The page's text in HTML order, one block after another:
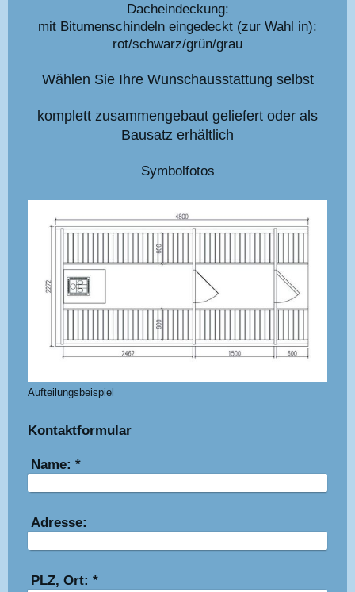
Dacheindeckung:
mit Bitumenschindeln eingedeckt (zur Wahl in):
rot/schwarz/grün/grau
Wählen Sie Ihre Wunschausstattung selbst
komplett zusammengebaut geliefert oder als
Bausatz erhältlich
Symbolfotos
Aufteilungsbeispiel
Kontaktformular
Name: *
Adresse:
PLZ, Ort: *